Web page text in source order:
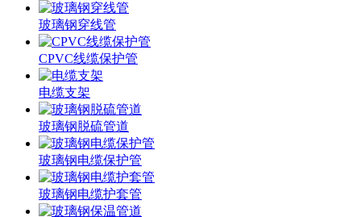
玻璃钢穿线管
CPVC线缆保护管
电缆支架
玻璃钢脱硫管道
玻璃钢电缆保护管
玻璃钢电缆护套管